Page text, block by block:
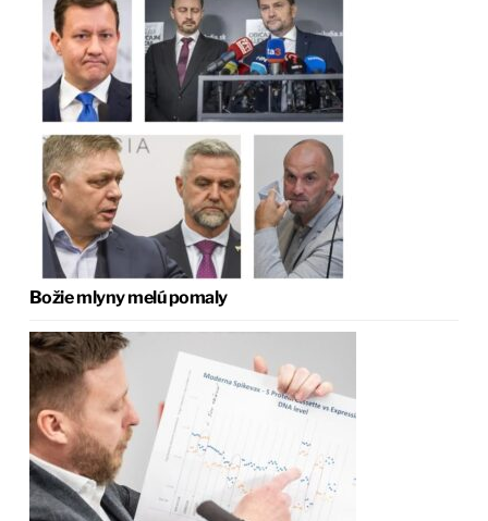
Božie mlyny melú pomaly